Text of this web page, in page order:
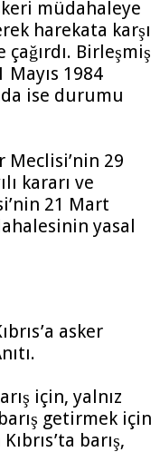
müdahaleye
harekata karşı
Birleşmiş
1984
ise durumu
29
kararı ve
21 Mart
yasal
asker
için, yalnız
getirmek için
barış,